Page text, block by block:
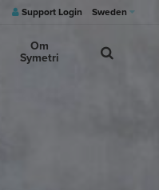
Support Login Sweden
Om
Symetri